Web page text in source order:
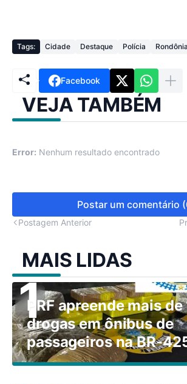
Tags: Cidade Destaque Polícia Rondônia
Facebook
VEJA TAMBÉM
Error: Nenhum resultado encontrado
Postar um comentário
Postagem Anterior
MAIS LIDAS
PRF apreende mais de
drogas em ônibus de
passageiros na BR-